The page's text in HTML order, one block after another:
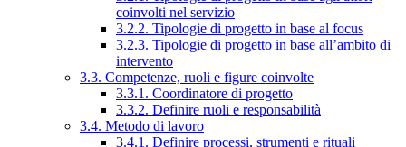
coinvolti nel servizio
3.2.2. Tipologie di progetto in base al focus
3.2.3. Tipologie di progetto in base all’ambito di
intervento
3.3. Competenze, ruoli e figure coinvolte
3.3.1. Coordinatore di progetto
3.3.2. Definire ruoli e responsabilità
3.4. Metodo di lavoro
3.4.1. Definire processi, strumenti e rituali